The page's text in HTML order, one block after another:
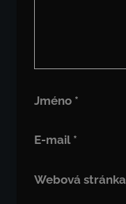
Jméno *
E-mail *
Webová stránka